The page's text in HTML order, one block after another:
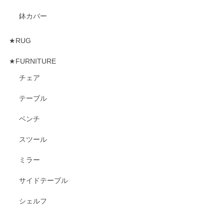
鉢カバー
★RUG
★FURNITURE
チェア
テーブル
ベンチ
スツール
ミラー
サイドテーブル
シェルフ